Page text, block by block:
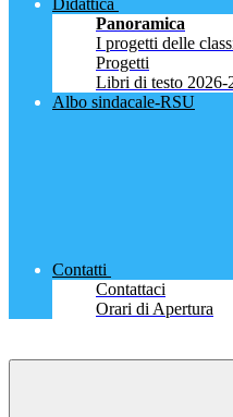
Didattica
Panoramica
I progetti delle
Progetti
Libri di testo 2026-
Albo sindacale-RSU
Contatti
Contattaci
Orari di Apertura